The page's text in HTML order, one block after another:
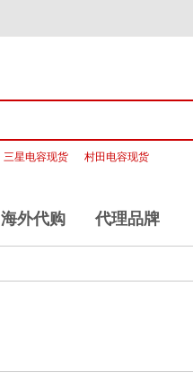
三星电容现货 村田电容现货
海外代购 代理品牌